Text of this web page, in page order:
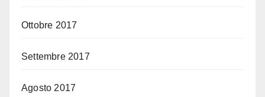
Ottobre 2017
Settembre 2017
Agosto 2017